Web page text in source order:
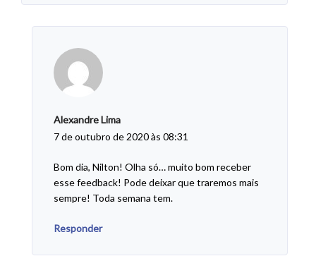
Alexandre Lima
7 de outubro de 2020 às 08:31
Bom dia, Nilton! Olha só… muito bom receber
esse feedback! Pode deixar que traremos mais
sempre! Toda semana tem.
Responder